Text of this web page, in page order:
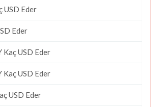
USD Eder
Eder
USD Eder
USD Eder
USD Eder